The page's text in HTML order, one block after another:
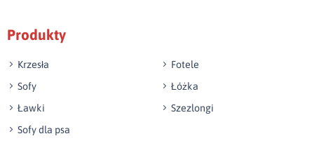
Produkty
Krzesła
Fotele
Sofy
Łóżka
Ławki
Szezlongi
Sofy dla psa